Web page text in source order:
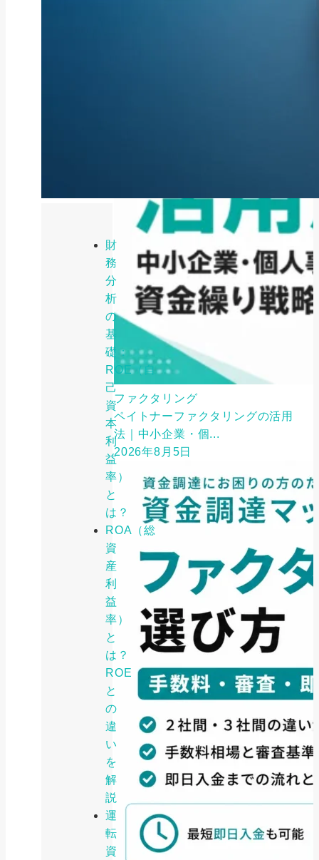
財
務
分
析
の
基
礎：
ROE（自
己
資
本
利
益
率）
と
は？
ROA（総
資
産
利
益
率）
と
は？
ROE
と
の
違
い
を
解
説
運
転
資
ファクタリング
ペイトナーファクタリングの活用
法｜中小企業・個...
2026年8月5日